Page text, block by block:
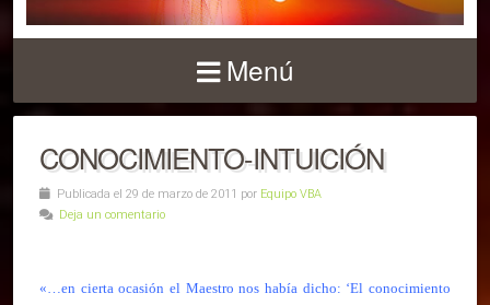
Menú
CONOCIMIENTO-INTUICIÓN
Publicada el 29 de marzo de 2011 por Equipo VBA
Deja un comentario
«…en cierta ocasión el Maestro nos había dicho: ‘El conocimiento